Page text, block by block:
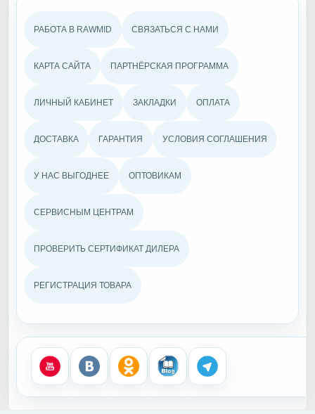
Очищают и обеззараживают воздух, воду,
игрушки и личные вещи. Борются с бактериями,
свежестью. Дышите глубже!
РАБОТА В RAWMID СВЯЗАТЬСЯ С НАМИ
КАРТА САЙТА ПАРТНЁРСКАЯ ПРОГРАММА
ЛИЧНЫЙ КАБИНЕТ ЗАКЛАДКИ ОПЛАТА
ДОСТАВКА ГАРАНТИЯ УСЛОВИЯ СОГЛАШЕНИЯ
У НАС ВЫГОДНЕЕ ОПТОВИКАМ
СЕРВИСНЫМ ЦЕНТРАМ
ПРОВЕРИТЬ СЕРТИФИКАТ ДИЛЕРА
РЕГИСТРАЦИЯ ТОВАРА